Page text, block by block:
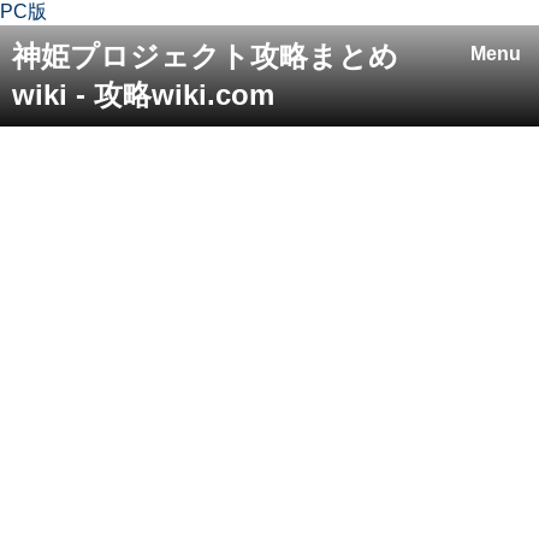
PC版
Menu
神姫プロジェクト攻略まとめ
wiki - 攻略wiki.com